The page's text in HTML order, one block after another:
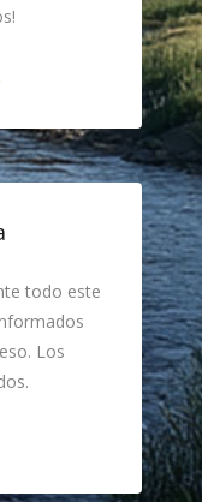
todo este
Los